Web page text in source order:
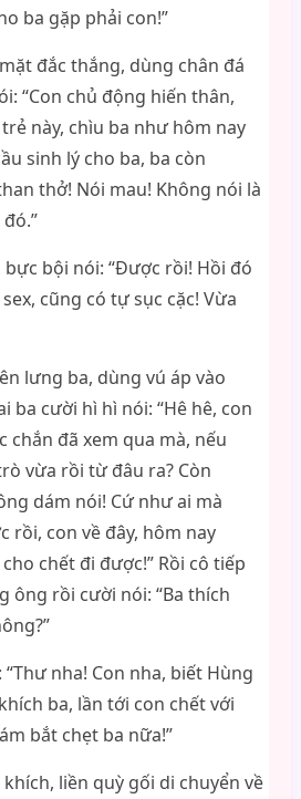
ba gặp phải con!”
đắc thắng, dùng chân đá
“Con chủ động hiến thân,
này, chìu ba như hôm nay
sinh lý cho ba, ba còn
thở! Nói mau! Không nói là
bội nói: “Được rồi! Hồi đó
cũng có tự sục cặc! Vừa
lưng ba, dùng vú áp vào
ba cười hì hì nói: “Hê hê, con
chắn đã xem qua mà, nếu
vừa rồi từ đâu ra? Còn
dám nói! Cứ như ai mà
rồi, con về đây, hôm nay
chết đi được!” Rồi cô tiếp
ông rồi cười nói: “Ba thích
“Thư nha! Con nha, biết Hùng
ba, lần tới con chết với
bắt chẹt ba nữa!”
liền quỳ gối di chuyển về